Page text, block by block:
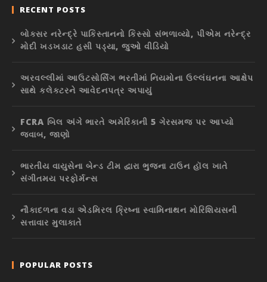
RECENT POSTS
બોક્સર નરેન્દ્રે પાકિસ્તાનનો કિસ્સો સંભળાવ્યો, પીએમ નરેન્દ્ર
મોદી ખડખડાટ હસી પડ્યા, જુઓ વીડિયો
અરવલ્લીમાં આઉટસોર્સિંગ ભરતીમાં નિયમોના ઉલ્લંઘનના આક્ષેપ
સાથે કલેક્ટરને આવેદનપત્ર અપાયું
FCRA બિલ અંગે ભારતે અમેરિકાની 5 ગેરસમજ પર આપ્યો
જવાબ, જાણો
ભારતીય વાયુસેના બેન્ડ ટીમ દ્વારા ભુજના ટાઉન હૉલ ખાતે
સંગીતમય પરફોર્મન્સ
નૌકાદળના વડા એડમિરલ ક્રિષ્ના સ્વામિનાથન મોરિશિયસની
સત્તાવાર મુલાકાતે
POPULAR POSTS